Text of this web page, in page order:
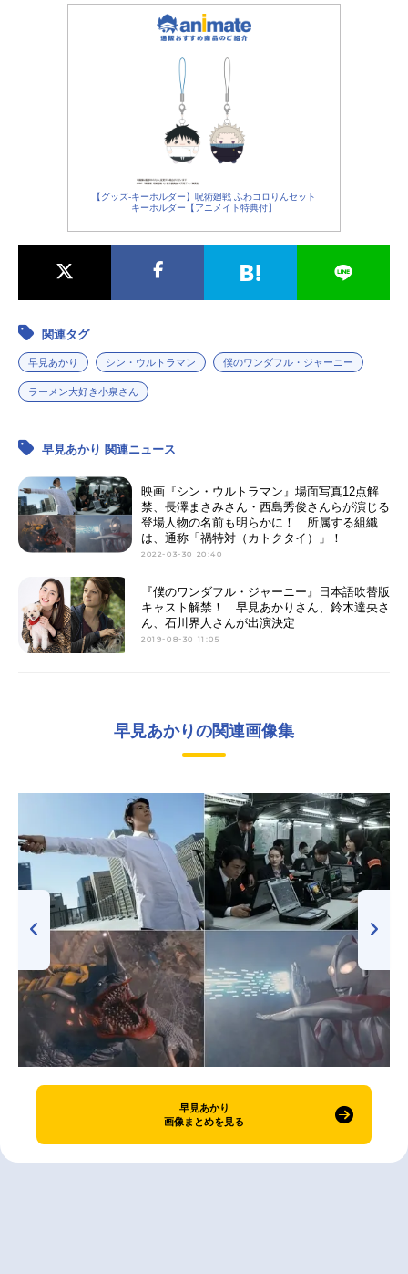
【グッズ-キーホルダー】呪術廻戦 ふわコロりんセット
キーホルダー【アニメイト特典付】
関連タグ
早見あかり シン・ウルトラマン 僕のワンダフル・ジャーニー
ラーメン大好き小泉さん
早見あかり 関連ニュース
映画『シン・ウルトラマン』場面写真12点解
禁、長澤まさみさん・西島秀俊さんらが演じる
登場人物の名前も明らかに！ 所属する組織
は、通称「禍特対（カトクタイ）」！
2022-03-30 20:40
『僕のワンダフル・ジャーニー』日本語吹替版
キャスト解禁！ 早見あかりさん、鈴木達央さ
ん、石川界人さんが出演決定
2019-08-30 11:05
早見あかりの関連画像集
早見あかり
画像まとめを見る